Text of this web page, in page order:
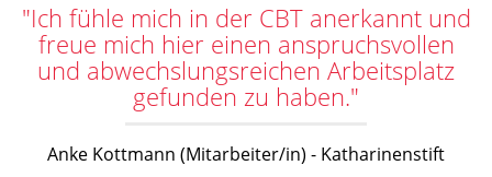
"Ich fühle mich in der CBT anerkannt und
freue mich hier einen anspruchsvollen
und abwechslungsreichen Arbeitsplatz
gefunden zu haben."
Anke Kottmann (Mitarbeiter/in) - Katharinenstift